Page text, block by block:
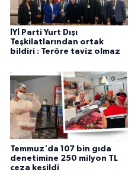
İYİ Parti Yurt Dışı
Teşkilatlarından ortak
bildiri : Teröre taviz olmaz
Temmuz'da 107 bin gıda
denetimine 250 milyon TL
ceza kesildi